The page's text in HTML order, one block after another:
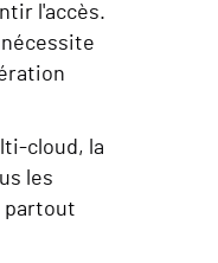
l'accès.
cloud, la
les
partout